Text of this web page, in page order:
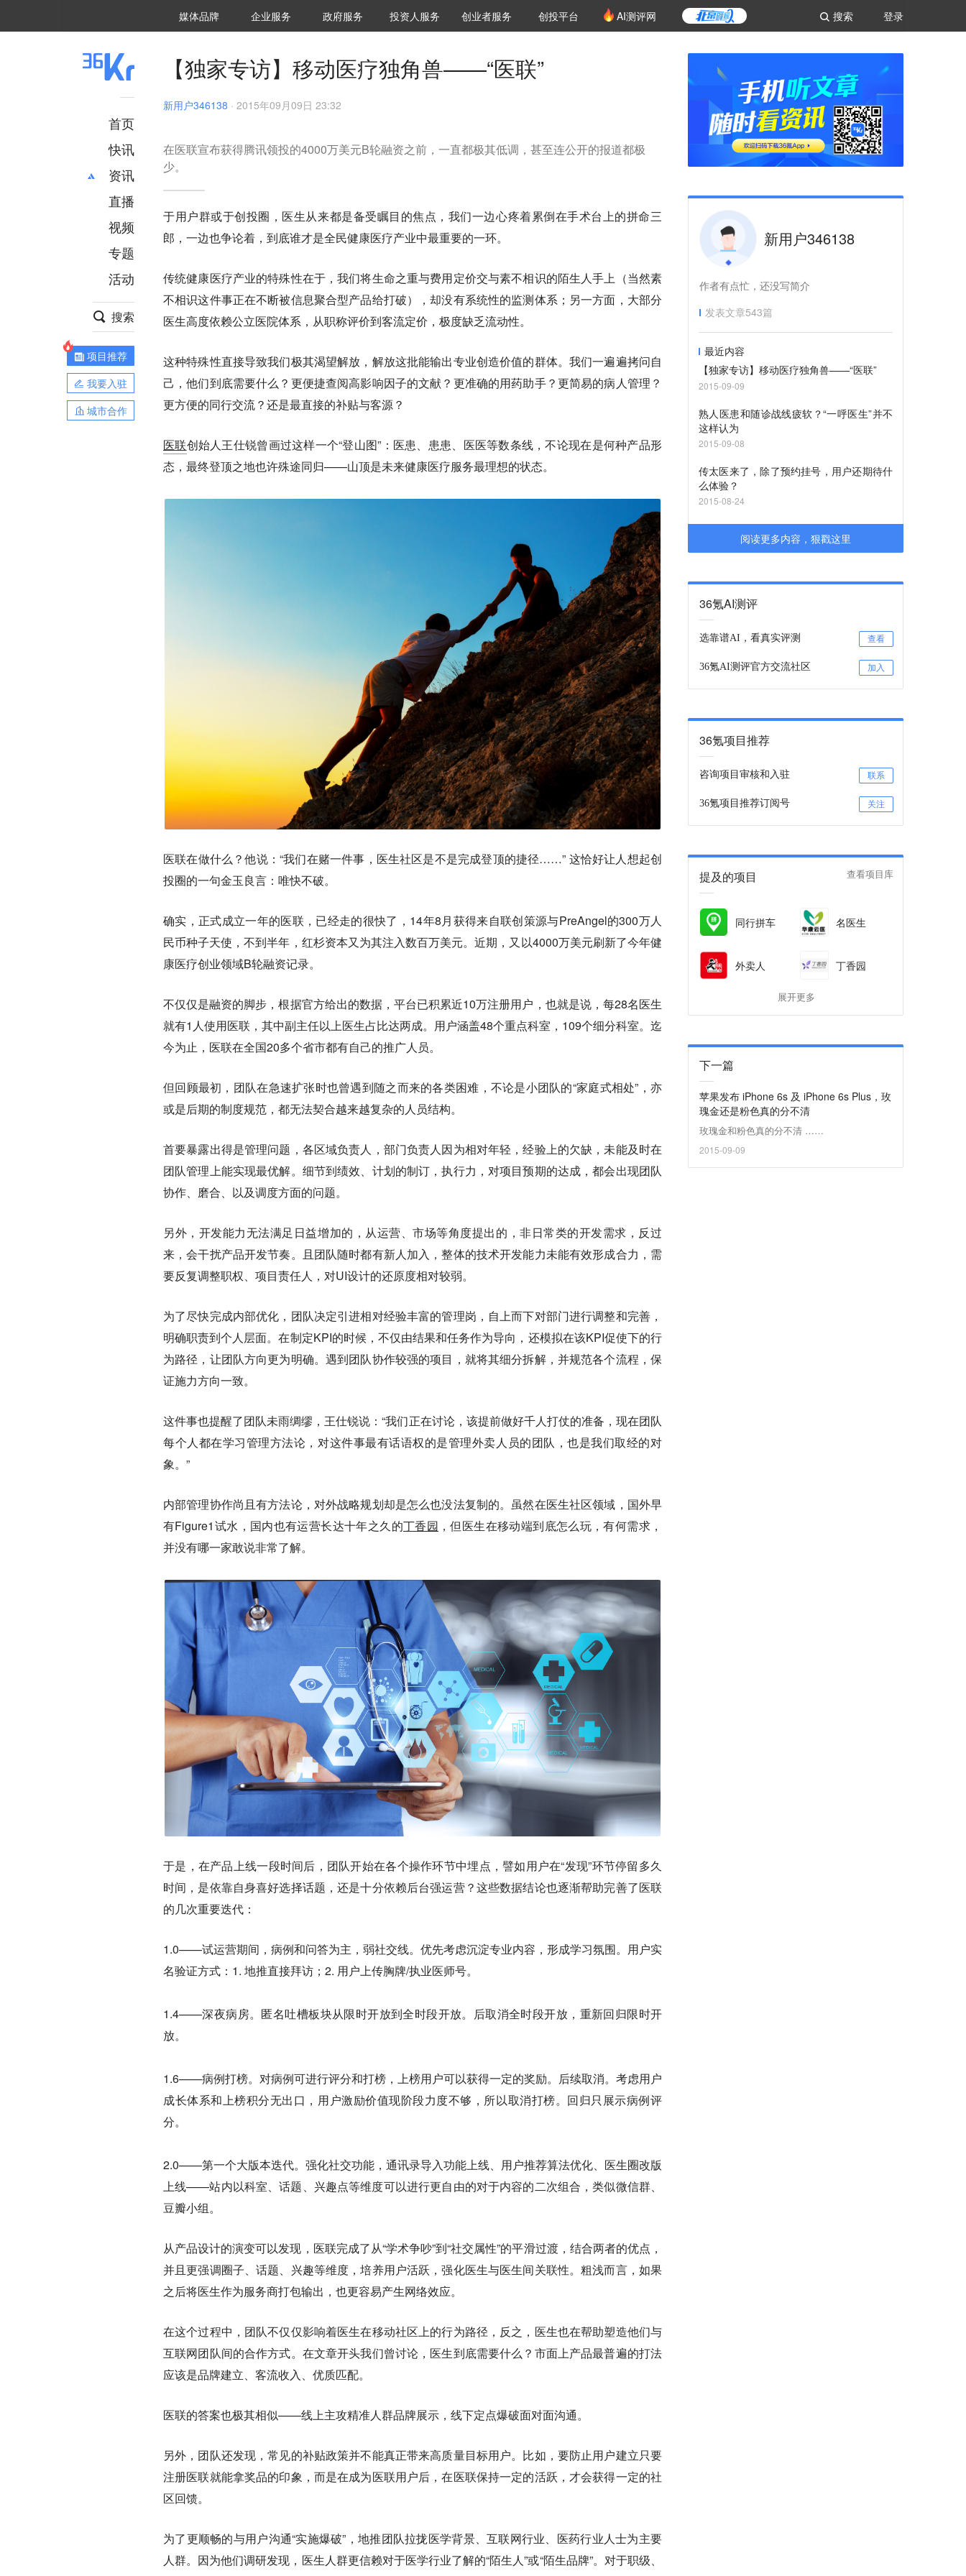
登录
搜索
媒体品牌 36Kr研究院
企业服务 城市之窗
政府服务 VClub投资机构库
投资机构职位推介
投资人服务 创投氪堂
创业者服务 创投平台 AI测评网
首页
快讯
资讯
推荐
财经
项目推荐
安徽
直播
视频
专题
活动
搜索
项目推荐
我要入驻
城市合作
【独家专访】移动医疗独角兽——“医联”
新用户346138 · 2015年09月09日 23:32
在医联宣布获得腾讯领投的4000万美元B轮融资之前，一直都极其低调，甚至连公开的报道都极
少。
于用户群或于创投圈，医生从来都是备受瞩目的焦点，我们一边心疼着累倒在手术台上的拼命三
郎，一边也争论着，到底谁才是全民健康医疗产业中最重要的一环。
传统健康医疗产业的特殊性在于，我们将生命之重与费用定价交与素不相识的陌生人手上（当然素
不相识这件事正在不断被信息聚合型产品给打破），却没有系统性的监测体系；另一方面，大部分
医生高度依赖公立医院体系，从职称评价到客流定价，极度缺乏流动性。
这种特殊性直接导致我们极其渴望解放，解放这批能输出专业创造价值的群体。我们一遍遍拷问自
己，他们到底需要什么？更便捷查阅高影响因子的文献？更准确的用药助手？更简易的病人管理？
更方便的同行交流？还是最直接的补贴与客源？
医联创始人王仕锐曾画过这样一个“登山图”：医患、患患、医医等数条线，不论现在是何种产品形
态，最终登顶之地也许殊途同归——山顶是未来健康医疗服务最理想的状态。
医联在做什么？他说：“我们在赌一件事，医生社区是不是完成登顶的捷径……” 这恰好让人想起创
投圈的一句金玉良言：唯快不破。
确实，正式成立一年的医联，已经走的很快了，14年8月获得来自联创策源与PreAngel的300万人
民币种子天使，不到半年，红杉资本又为其注入数百万美元。近期，又以4000万美元刷新了今年健
康医疗创业领域B轮融资记录。
不仅仅是融资的脚步，根据官方给出的数据，平台已积累近10万注册用户，也就是说，每28名医生
就有1人使用医联，其中副主任以上医生占比达两成。用户涵盖48个重点科室，109个细分科室。迄
今为止，医联在全国20多个省市都有自己的推广人员。
但回顾最初，团队在急速扩张时也曾遇到随之而来的各类困难，不论是小团队的“家庭式相处”，亦
或是后期的制度规范，都无法契合越来越复杂的人员结构。
首要暴露出得是管理问题，各区域负责人，部门负责人因为相对年轻，经验上的欠缺，未能及时在
团队管理上能实现最优解。细节到绩效、计划的制订，执行力，对项目预期的达成，都会出现团队
协作、磨合、以及调度方面的问题。
另外，开发能力无法满足日益增加的，从运营、市场等角度提出的，非日常类的开发需求，反过
来，会干扰产品开发节奏。且团队随时都有新人加入，整体的技术开发能力未能有效形成合力，需
要反复调整职权、项目责任人，对UI设计的还原度相对较弱。
为了尽快完成内部优化，团队决定引进相对经验丰富的管理岗，自上而下对部门进行调整和完善，
明确职责到个人层面。在制定KPI的时候，不仅由结果和任务作为导向，还模拟在该KPI促使下的行
为路径，让团队方向更为明确。遇到团队协作较强的项目，就将其细分拆解，并规范各个流程，保
证施力方向一致。
这件事也提醒了团队未雨绸缪，王仕锐说：“我们正在讨论，该提前做好千人打仗的准备，现在团队
每个人都在学习管理方法论，对这件事最有话语权的是管理外卖人员的团队，也是我们取经的对
象。”
内部管理协作尚且有方法论，对外战略规划却是怎么也没法复制的。虽然在医生社区领域，国外早
有Figure1试水，国内也有运营长达十年之久的丁香园 ，但医生在移动端到底怎么玩，有何需求，
并没有哪一家敢说非常了解。
于是，在产品上线一段时间后，团队开始在各个操作环节中埋点，譬如用户在“发现”环节停留多久
时间，是依靠自身喜好选择话题，还是十分依赖后台强运营？这些数据结论也逐渐帮助完善了医联
的几次重要迭代：
1.0——试运营期间，病例和问答为主，弱社交线。优先考虑沉淀专业内容，形成学习氛围。用户实
名验证方式：1. 地推直接拜访；2. 用户上传胸牌/执业医师号。
1.4——深夜病房。匿名吐槽板块从限时开放到全时段开放。后取消全时段开放，重新回归限时开
放。
1.6——病例打榜。对病例可进行评分和打榜，上榜用户可以获得一定的奖励。后续取消。考虑用户
成长体系和上榜积分无出口，用户激励价值现阶段力度不够，所以取消打榜。回归只展示病例评
分。
2.0——第一个大版本迭代。强化社交功能，通讯录导入功能上线、用户推荐算法优化、医生圈改版
上线——站内以科室、话题、兴趣点等维度可以进行更自由的对于内容的二次组合，类似微信群、
豆瓣小组。
从产品设计的演变可以发现，医联完成了从“学术争吵”到“社交属性”的平滑过渡，结合两者的优点，
并且更强调圈子、话题、兴趣等维度，培养用户活跃，强化医生与医生间关联性。粗浅而言，如果
之后将医生作为服务商打包输出，也更容易产生网络效应。
在这个过程中，团队不仅仅影响着医生在移动社区上的行为路径，反之，医生也在帮助塑造他们与
互联网团队间的合作方式。在文章开头我们曾讨论，医生到底需要什么？市面上产品最普遍的打法
应该是品牌建立、客流收入、优质匹配。
医联的答案也极其相似——线上主攻精准人群品牌展示，线下定点爆破面对面沟通。
另外，团队还发现，常见的补贴政策并不能真正带来高质量目标用户。比如，要防止用户建立只要
注册医联就能拿奖品的印象，而是在成为医联用户后，在医联保持一定的活跃，才会获得一定的社
区回馈。
为了更顺畅的与用户沟通“实施爆破”，地推团队拉拢医学背景、互联网行业、医药行业人士为主要
人群。因为他们调研发现，医生人群更信赖对于医学行业了解的“陌生人”或“陌生品牌”。对于职级、
新用户346138
作者有点忙，还没写简介
发表文章543篇
最近内容
【独家专访】移动医疗独角兽——“医联”
2015-09-09
熟人医患和随诊战线疲软？“一呼医生”并不
这样认为
2015-09-08
传太医来了，除了预约挂号，用户还期待什
么体验？
2015-08-24
阅读更多内容，狠戳这里
36氪AI测评
选靠谱AI，看真实评测 查看
36氪AI测评官方交流社区 加入
36氪项目推荐
咨询项目审核和入驻 联系
36氪项目推荐订阅号 关注
提及的项目 查看项目库
同行拼车 名医生
外卖人 丁香园
展开更多
下一篇
苹果发布 iPhone 6s 及 iPhone 6s Plus，玫
瑰金还是粉色真的分不清
玫瑰金和粉色真的分不清 ……
2015-09-09